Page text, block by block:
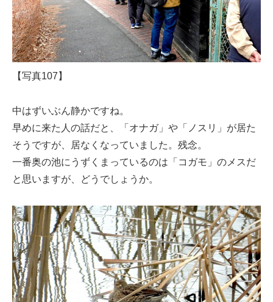
【写真107】
中はずいぶん静かですね。
早めに来た人の話だと、「オナガ」や「ノスリ」が居た
そうですが、居なくなっていました。残念。
一番奥の池にうずくまっているのは「コガモ」のメスだ
と思いますが、どうでしょうか。